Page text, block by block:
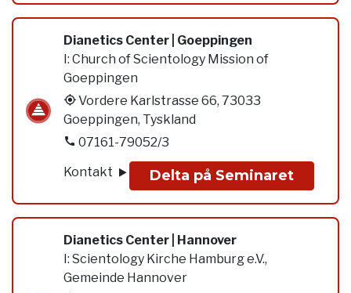
Dianetics Center | Goeppingen
I: Church of Scientology Mission of
Goeppingen
Vordere Karlstrasse 66, 73033
Goeppingen, Tyskland
07161-79052/3
Kontakt
Delta på Seminaret
Dianetics Center | Hannover
I: Scientology Kirche Hamburg e.V.,
Gemeinde Hannover